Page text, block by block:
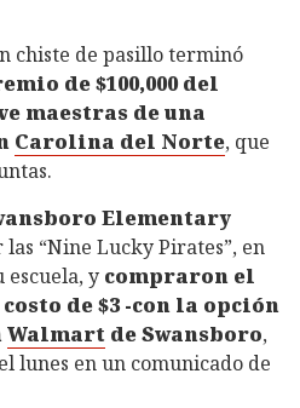
chiste de pasillo terminó
de $100,000 del
maestras de una
Carolina del Norte, que
Elementary
“Nine Lucky Pirates”, en
escuela, y compraron el
de $3 -con la opción
Walmart de Swansboro,
lunes en un comunicado de